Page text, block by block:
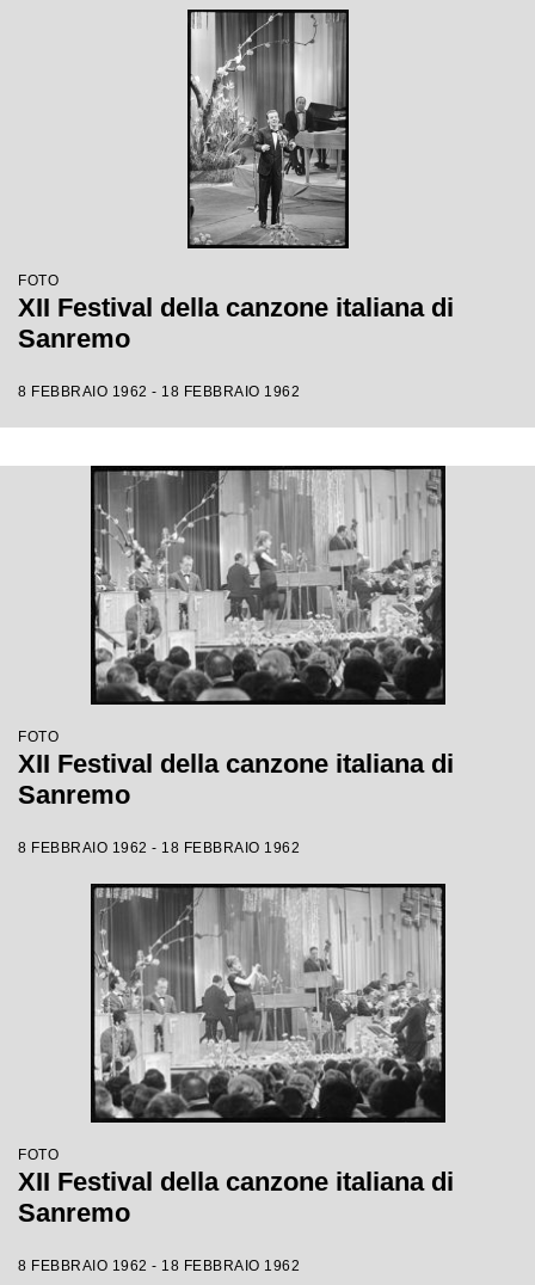
FOTO
XII Festival della canzone italiana di
Sanremo
8 FEBBRAIO 1962 - 18 FEBBRAIO 1962
FOTO
XII Festival della canzone italiana di
Sanremo
8 FEBBRAIO 1962 - 18 FEBBRAIO 1962
FOTO
XII Festival della canzone italiana di
Sanremo
8 FEBBRAIO 1962 - 18 FEBBRAIO 1962